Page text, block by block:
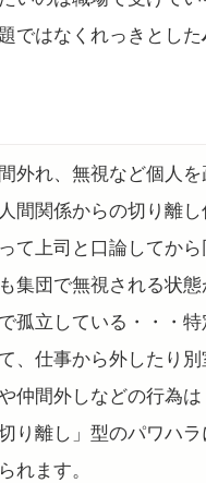
ではなくれっきとした
外れ、無視など個人を
間関係からの切り離し
て上司と口論してか
集団で無視される状態
孤立している・・・特
、仕事から外したり別
仲間外しなどの行為は
り離し」型のパワハラ
れます。